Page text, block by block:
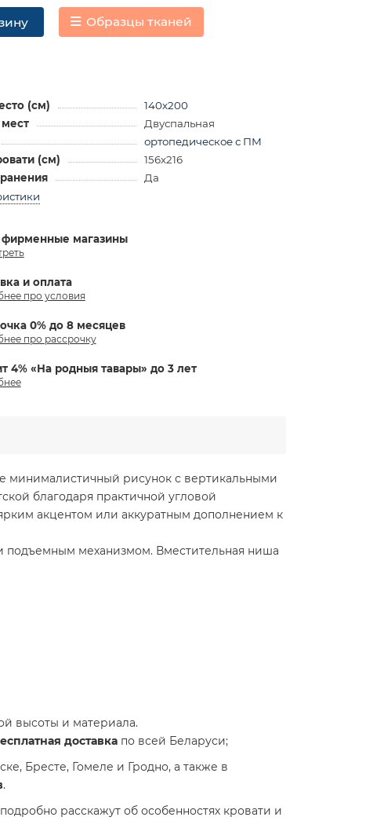
Образцы тканей
(см)
140х200
Двуспальная
ортопедическое с ПМ
(см)
156х216
Да
магазины
и оплата
про условия
0% до 8 месяцев
про рассрочку
4% «На родныя тавары» до 3 лет
минималистичный рисунок с вертикальными
благодаря практичной угловой
акцентом или аккуратным дополнением к
механизмом. Вместительная ниша
высоты и материала.
доставка по всей Беларуси;
Бресте, Гомеле и Гродно, а также в
.
расскажут об особенностях кровати и